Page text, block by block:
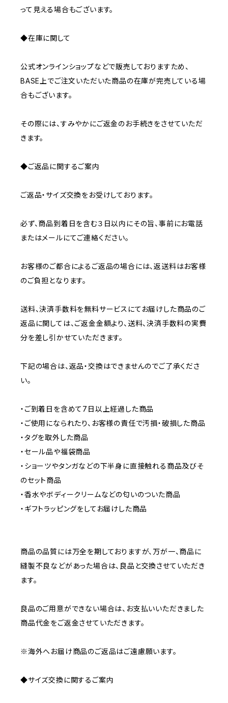
って見える場合もございます。
◆在庫に関して
公式オンラインショップなどで販売しておりますため、
BASE上でご注文いただいた商品の在庫が完売している場
合もございます。
その際には、すみやかにご返金のお手続きをさせていただ
きます。
◆ご返品に関するご案内
ご返品・サイズ交換をお受けしております。
必ず、商品到着日を含む３日以内にその旨、事前にお電話
またはメールにてご連絡ください。
お客様のご都合によるご返品の場合には、返送料はお客様
のご負担となります。
送料、決済手数料を無料サービスにてお届けした商品のご
返品に関しては、ご返金金額より、送料、決済手数料の実費
分を差し引かせていただきます。
下記の場合は、返品・交換はできませんのでご了承くださ
い。
・ご到着日を含めて7日以上経過した商品
・ご使用になられたり、お客様の責任で汚損・破損した商品
・タグを取外した商品
・セール品や福袋商品
・ショーツやタンガなどの下半身に直接触れる商品及びそ
のセット商品
・香水やボディークリームなどの匂いのついた商品
・ギフトラッピングをしてお届けした商品
商品の品質には万全を期しておりますが、万が一、商品に
縫製不良などがあった場合は、良品と交換させていただき
ます。
良品のご用意ができない場合は、お支払いいただきました
商品代金をご返金させていただきます。
※海外へお届け商品のご返品はご遠慮願います。
◆サイズ交換に関するご案内